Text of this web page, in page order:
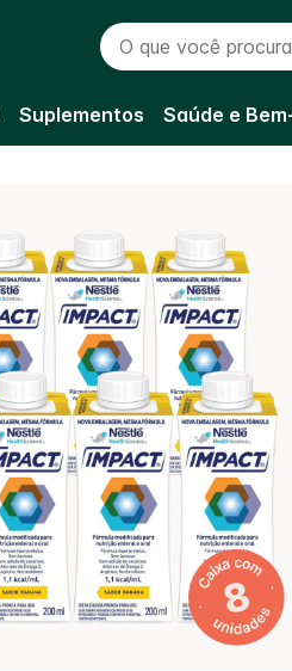
O que você procura?
Suplementos Saúde e